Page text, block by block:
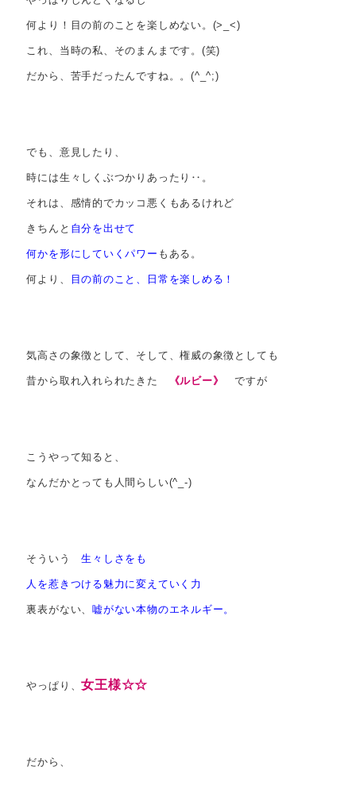
何より！目の前のことを楽しめない。(>_<)
これ、当時の私、そのまんまです。(笑)
だから、苦手だったんですね。。(^_^;)
でも、意見したり、
時には生々しくぶつかりあったり‥。
それは、感情的でカッコ悪くもあるけれど
きちんと 自分を出せて
何かを形にしていくパワー もある。
何より、 目の前のこと、日常を楽しめる！
気高さの象徴として、そして、権威の象徴としても
昔から取れ入れられたきた 《ルビー》ですが
こうやって知ると、
なんだかとっても人間らしい(^_-)
そういう生々しさをも
人を惹きつける魅力に変えていく力
裏表がない、嘘がない本物のエネルギー。
やっぱり、女王様☆☆
だから、